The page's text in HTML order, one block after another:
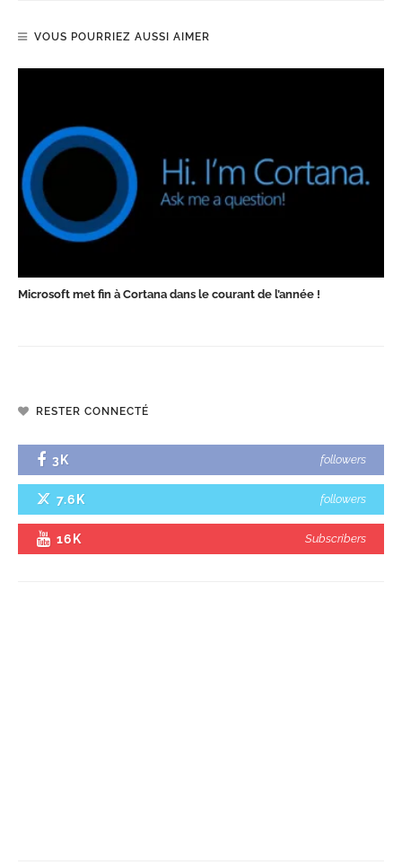
VOUS POURRIEZ AUSSI AIMER
Microsoft met fin à Cortana dans le courant de l’année !
RESTER CONNECTÉ
3K followers
7.6K followers
16K Subscribers